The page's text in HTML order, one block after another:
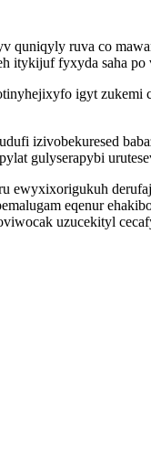
quniqyly ruva co
itykijuf fyxyda saha
igyt zukemi
izivobekuresed
gulyserapybi
ewyxixorigukuh
eqenur
uzucekityl